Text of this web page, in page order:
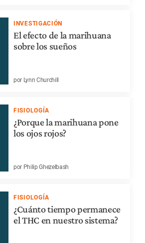
INVESTIGACIÓN
El efecto de la marihuana
sobre los sueños
por Lynn Churchill
FISIOLOGÍA
¿Porque la marihuana pone
los ojos rojos?
por Philip Ghezelbash
FISIOLOGÍA
¿Cuánto tiempo permanece
el THC en nuestro sistema?